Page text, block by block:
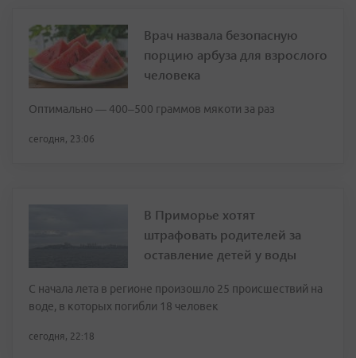
Врач назвала безопасную
порцию арбуза для взрослого
человека
Оптимально — 400–500 граммов мякоти за раз
сегодня, 23:06
В Приморье хотят
штрафовать родителей за
оставление детей у воды
С начала лета в регионе произошло 25 происшествий на
воде, в которых погибли 18 человек
сегодня, 22:18